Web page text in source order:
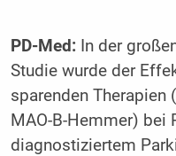
PD-Med:In der
Studie wurde der
sparenden
MAO-B-Hemmer) bei
diagnostiziertem